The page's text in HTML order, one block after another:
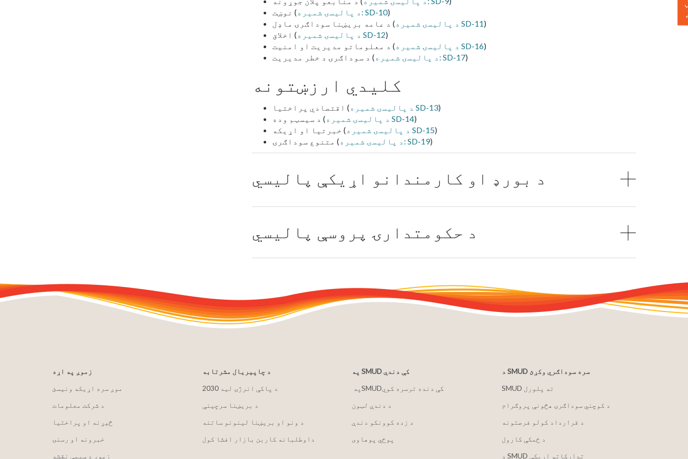
نوښت (
د پالیسۍ شمیره: SD-10)
د عامه بریښنا سوداګرۍ ماډل (
د پالیسۍ شمیره SD-11)
اخلاق (
د پالیسۍ شمیره SD-12)
د معلوماتو مدیریت او امنیت (
د پالیسۍ شمیره SD-16)
د سوداګرۍ د خطر مدیریت (
د پالیسۍ شمیره: SD-17)
کلیدي ارزښتونه
اقتصادي پراختیا ( د پالیسۍ شمیره SD-13)
د سیسټم وده (
د پالیسۍ شمیره SD-14)
خبرتیا او اړیکه (
د پالیسۍ شمیره SD-15)
متنوع سوداګرۍ (
د پالیسۍ شمیره: SD-19)
د بورډ او کارمندانو اړیکې پالیسي
د حکومتدارۍ پروسې پالیسي
زموږ په اړه
موږ سره اړیکه ونیسئ
د شرکت معلومات
څیړنه او پراختیا
خبرونه او رسنۍ
زموږ د سیمې نقشه
د چاپیریال مشرتابه
2030 د پاکې انرژۍ لید
د بریښنا سرچینې
د ونو او بریښنا لینونو ساتنه
داوطلبانه کاربن بازار افشا کول
په SMUD کې دندې
په ‏‎SMUD‎‏ کې دنده ترسره کوي
د دندې لټون
د زده کوونکو دندې
پوځي پوهاوی
د SMUD سره سوداګري وکړئ
SMUD ته پلورل
د کوچني سوداګرۍ هڅونې پروګرام
د قرارداد کولو فرصتونه
د ځمکې کارول
د SMUD تدارکاتو اړیکې